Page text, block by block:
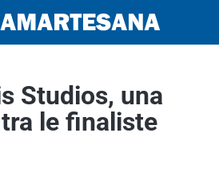
Studios, una
le finaliste